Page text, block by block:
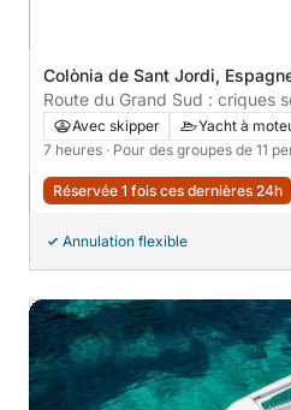
Colònia de Sant Jordi,
Route du Grand Sud : criques
Avec skipper
Yacht à
7 heures · Pour des groupes de 11
Réservée 1 fois ces dernières 24h
Annulation flexible